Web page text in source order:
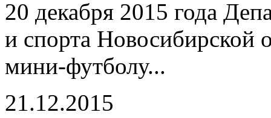
20 декабря 2015 года
и спорта Новосибирской
мини-футболу...
21.12.2015